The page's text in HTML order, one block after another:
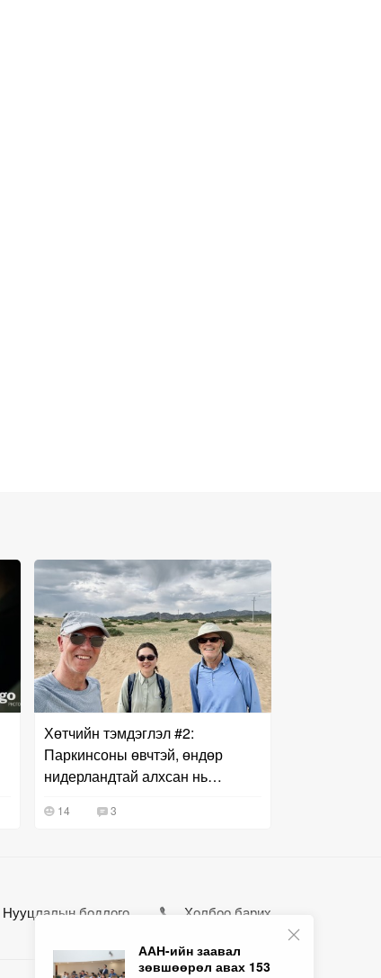
ААН-ийн заавал
зөвшөөрөл авах 153
Хөтчийн тэмдэглэл #2:
Паркинсоны өвчтэй, өндөр
нидерландтай алхсан нь…
14 3
Нууцлалын бодлого Холбоо барих